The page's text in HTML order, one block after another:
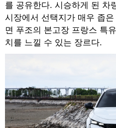
를 공유한다. 시승하게 된 차
시장에서 선택지가 매우 좁
면 푸조의 본고장 프랑스 특
치를 느낄 수 있는 장르다.